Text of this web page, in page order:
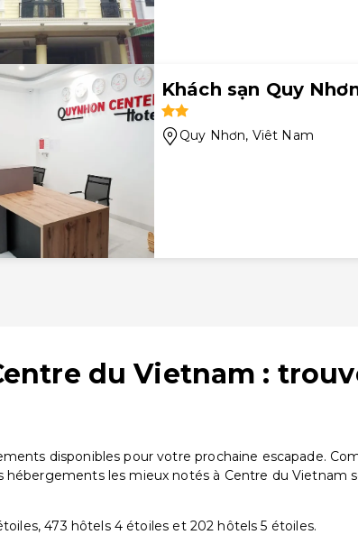
Khách sạn Quy
Quy Nhơn, Viêt Nam
du Vietnam :
disponibles pour votre prochaine escapade.
les mieux notés à Centre du Vietnam
473 hôtels 4 étoiles et 202 hôtels 5 étoiles.